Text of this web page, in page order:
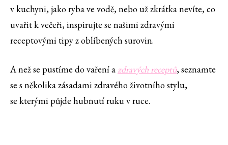
v kuchyni, jako ryba ve vodě, nebo už zkrátka nevíte, co
uvařit k večeři, inspirujte se našimi zdravými
receptovými tipy z oblíbených surovin.
A než se pustíme do vaření azdravých receptů, seznamte
se s několika zásadami zdravého životního stylu,
se kterými půjde hubnutí ruku v ruce.